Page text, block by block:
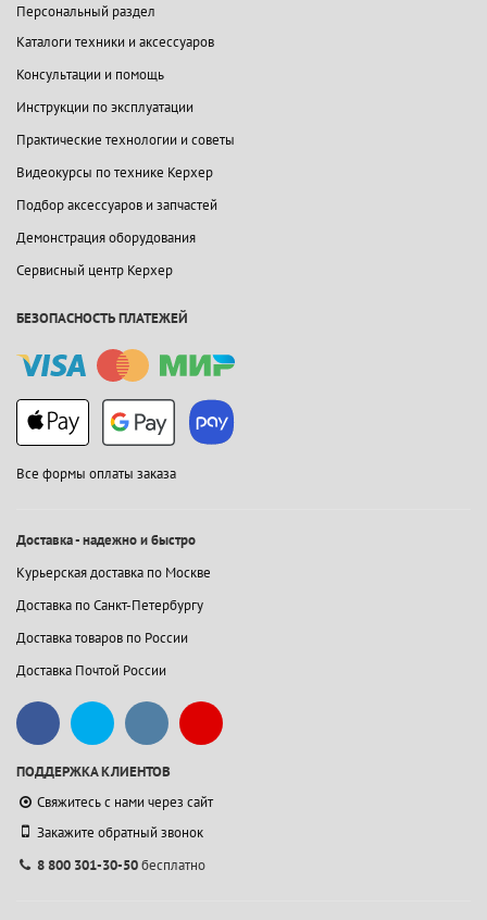
Персональный раздел
Каталоги техники и аксессуаров
Консультации и помощь
Инструкции по эксплуатации
Практические технологии и советы
Видеокурсы по технике Керхер
Подбор аксессуаров и запчастей
Демонстрация оборудования
Сервисный центр Керхер
БЕЗОПАСНОСТЬ ПЛАТЕЖЕЙ
Все формы оплаты заказа
Доставка - надежно и быстро
Курьерская доставка по Москве
Доставка по Санкт-Петербургу
Доставка товаров по России
Доставка Почтой России
ПОДДЕРЖКА КЛИЕНТОВ
Свяжитесь с нами через сайт
Закажите обратный звонок
8 800 301-30-50бесплатно